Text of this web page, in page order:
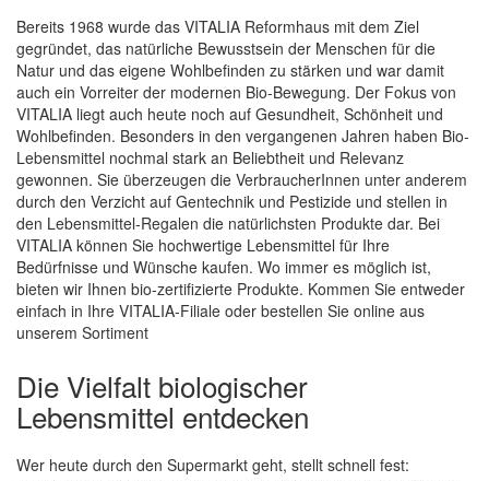
Quickview
Bereits 1968 wurde das VITALIA Reformhaus mit dem Ziel
gegründet, das natürliche Bewusstsein der Menschen für die
Natur und das eigene Wohlbefinden zu stärken und war damit
auch ein Vorreiter der modernen Bio-Bewegung. Der Fokus von
VITALIA liegt auch heute noch auf Gesundheit, Schönheit und
Wohlbefinden. Besonders in den vergangenen Jahren haben Bio-
Lebensmittel nochmal stark an Beliebtheit und Relevanz
gewonnen. Sie überzeugen die VerbraucherInnen unter anderem
durch den Verzicht auf Gentechnik und Pestizide und stellen in
den Lebensmittel-Regalen die natürlichsten Produkte dar. Bei
VITALIA können Sie hochwertige Lebensmittel für Ihre
Bedürfnisse und Wünsche kaufen. Wo immer es möglich ist,
bieten wir Ihnen bio-zertifizierte Produkte. Kommen Sie entweder
einfach in Ihre VITALIA-Filiale oder bestellen Sie online aus
unserem Sortiment
Die Vielfalt biologischer
Lebensmittel entdecken
Wer heute durch den Supermarkt geht, stellt schnell fest: